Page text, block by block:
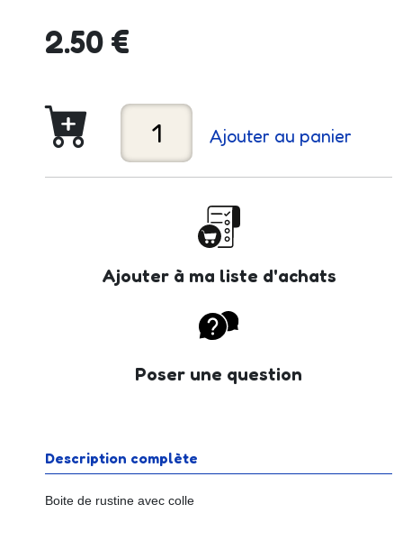
2.50 €
Ajouter au panier
Ajouter à ma liste d'achats
Poser une question
Description complète
Boite de rustine avec colle